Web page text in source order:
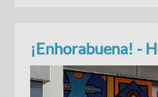
¡Enhorabuena! -